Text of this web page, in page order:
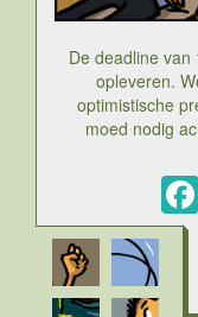
De deadline
opleveren.
optimistische
moed nodig